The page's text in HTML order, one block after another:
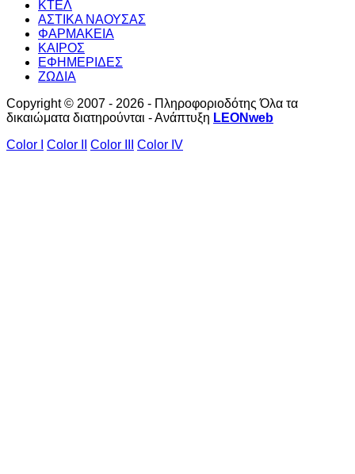
ΚΤΕΛ
ΑΣΤΙΚΑ ΝΑΟΥΣΑΣ
ΦΑΡΜΑΚΕΙΑ
ΚΑΙΡΟΣ
ΕΦΗΜΕΡΙΔΕΣ
ΖΩΔΙΑ
Copyright © 2007 - 2026 - Πληροφοριοδότης Όλα τα
δικαιώματα διατηρούνται - Ανάπτυξη LEONweb
Color I
Color II Color III Color IV